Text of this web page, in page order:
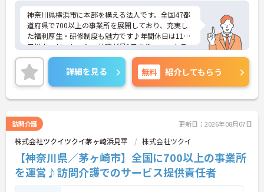
神奈川県横浜市に本部を構える法人です。全国47都
道府県で700以上の事業所を展開しており、充実し
た福利厚生・研修制度も魅力です♪年間休日は110
日以上、リフレッシュ休暇が月1日あり、ワークラ
イフバランスを重視される方にもおすすめです。ご
興味のある方には、面接対策ポイントなど、さらに
詳細をお話しいたしますのでお気軽にご相談くださ
い！
詳細を見る 無料 紹介してもらう
訪問介護 更新日：2026年08月07日
株式会社ツクイツクイ茅ヶ崎浜見平 株式会社ツクイ
【神奈川県／茅ヶ崎市】全国に700以上の事業所
を運営♪訪問介護でのサービス提供責任者